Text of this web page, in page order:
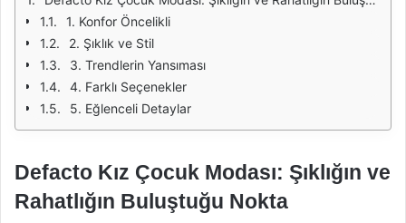
1. Konfor Öncelikli
2. Şıklık ve Stil
3. Trendlerin Yansıması
4. Farklı Seçenekler
5. Eğlenceli Detaylar
Defacto Kız Çocuk Modası: Şıklığın ve
Rahatlığın Buluştuğu Nokta